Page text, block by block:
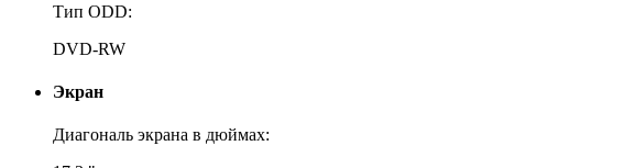
Тип ODD:
DVD-RW
Экран
Диагональ экрана в дюймах: